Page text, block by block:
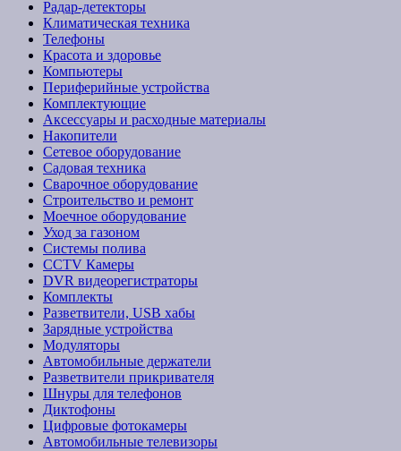
Радар-детекторы
Климатическая техника
Телефоны
Красота и здоровье
Компьютеры
Периферийные устройства
Комплектующие
Аксессуары и расходные материалы
Накопители
Сетевое оборудование
Садовая техника
Сварочное оборудование
Строительство и ремонт
Моечное оборудование
Уход за газоном
Системы полива
CCTV Камеры
DVR видеорегистраторы
Комплекты
Разветвители, USB хабы
Зарядные устройства
Модуляторы
Автомобильные держатели
Разветвители прикривателя
Шнуры для телефонов
Диктофоны
Цифровые фотокамеры
Автомобильные телевизоры